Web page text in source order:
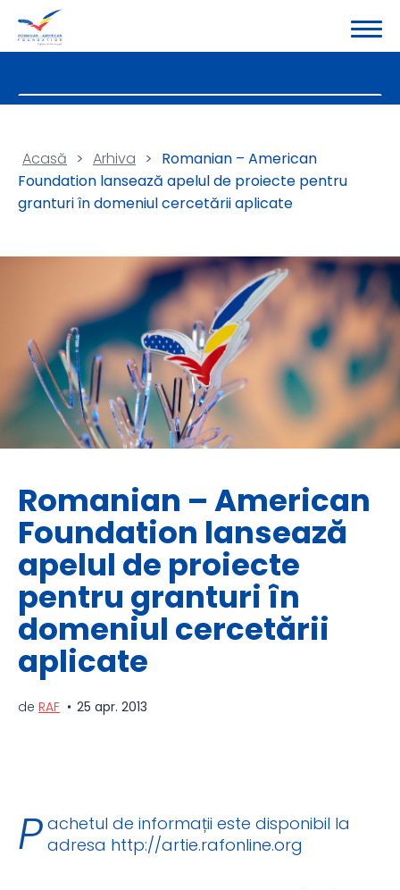
Acasă > Arhiva > Romanian – American
Foundation lansează apelul de proiecte pentru
granturi în domeniul cercetării aplicate
Romanian – American
Foundation lansează
apelul de proiecte
pentru granturi în
domeniul cercetării
aplicate
de RAF 25 apr. 2013
P achetul de informații este disponibil la
adresa http://artie.rafonline.org